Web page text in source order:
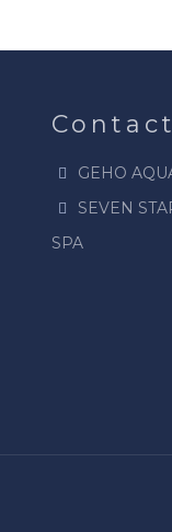
Contact
GEHO
SEVEN
SPA